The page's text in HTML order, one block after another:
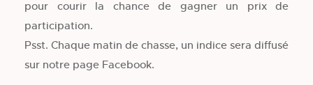
pour courir la chance de gagner un prix de
participation.
Psst. Chaque matin de chasse, un indice sera diffusé
sur notre page Facebook.